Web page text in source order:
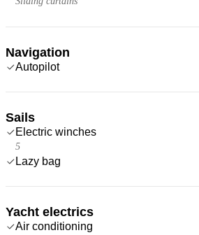
Navigation
Autopilot
Sails
Electric winches
5
Lazy bag
Yacht electrics
Air conditioning